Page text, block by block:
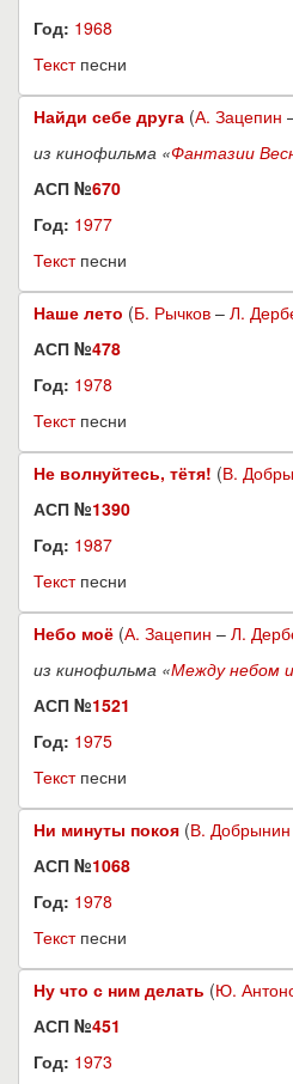
Год: 1968
Текстпесни
Найди себе друга (А. Зацепин
из кинофильма «Фантазии
АСП №670
Год: 1977
Текстпесни
Наше лето (Б. Рычков – Л.
АСП №478
Год: 1978
Текстпесни
Не волнуйтесь, тётя! (В.
АСП №1390
Год: 1987
Текстпесни
Небо моё (А. Зацепин – Л.
из кинофильма «Между небом
АСП №1521
Год: 1975
Текстпесни
Ни минуты покоя (В. Добрынин
АСП №1068
Год: 1978
Текстпесни
Ну что с ним делать (Ю.
АСП №451
Год: 1973